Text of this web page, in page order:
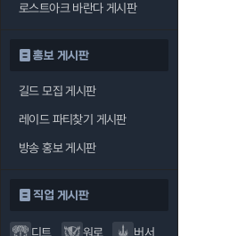
로스트아크 바란다 게시판
홍보 게시판
길드 모집 게시판
레이드 파티찾기 게시판
방송 홍보 게시판
직업 게시판
디트 워로
버서